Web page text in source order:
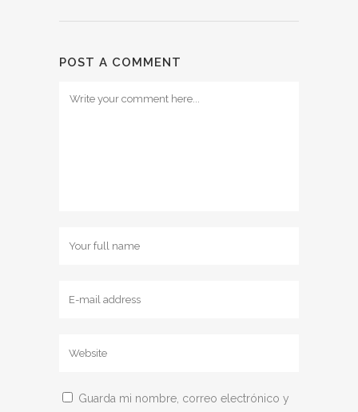
POST A COMMENT
Guarda mi nombre, correo electrónico y